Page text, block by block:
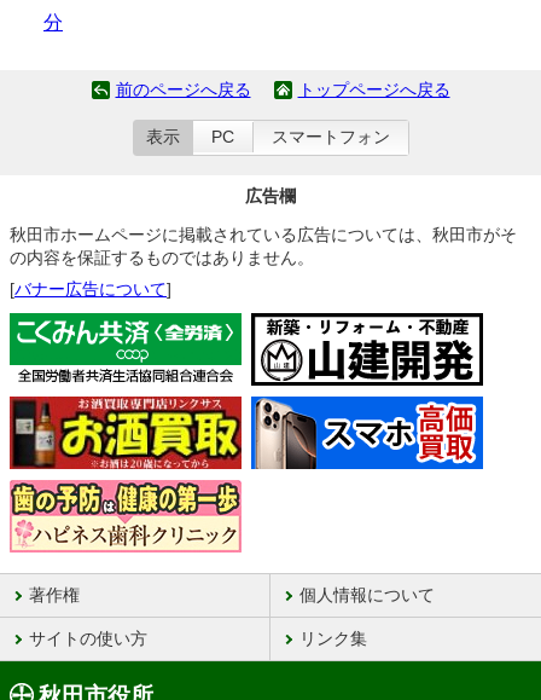
分
前のページへ戻る トップページへ戻る
表示 PC スマートフォン
広告欄
秋田市ホームページに掲載されている広告については、秋田市がそ
の内容を保証するものではありません。
[バナー広告について]
著作権 個人情報について
サイトの使い方 リンク集